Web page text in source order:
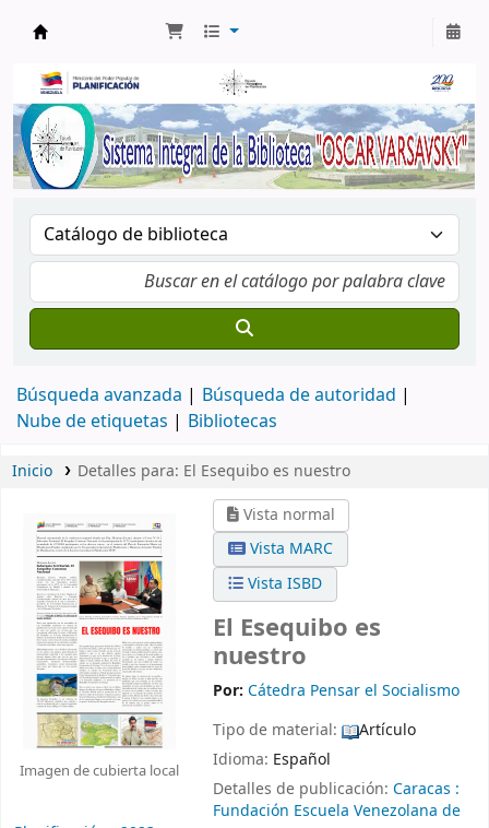
Búsqueda avanzada
Búsqueda de autoridad
Nube de etiquetas
Bibliotecas
Inicio Detalles para: El Esequibo es nuestro
Imagen de cubierta local
Vista normal
Vista MARC
Vista ISBD
El Esequibo es
nuestro
Por: Cátedra Pensar el Socialismo
Tipo de material:
Artículo
Idioma: Español
Detalles de publicación:Caracas :
Fundación Escuela Venezolana de